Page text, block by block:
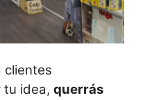
clientes
tu idea, querrás